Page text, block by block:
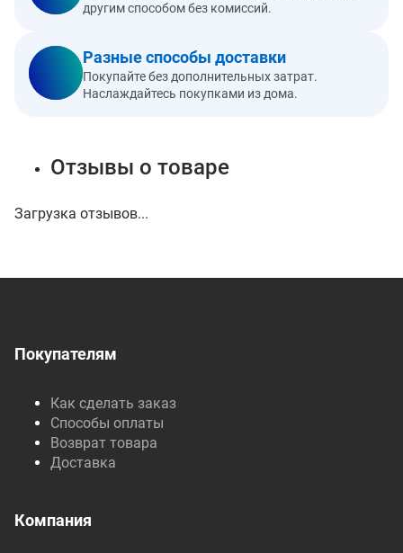
другим способом без комиссий.
Разные способы доставки
Покупайте без дополнительных затрат.
Наслаждайтесь покупками из дома.
Отзывы о товаре
Загрузка отзывов...
Покупателям
Как сделать заказ
Способы оплаты
Возврат товара
Доставка
Компания